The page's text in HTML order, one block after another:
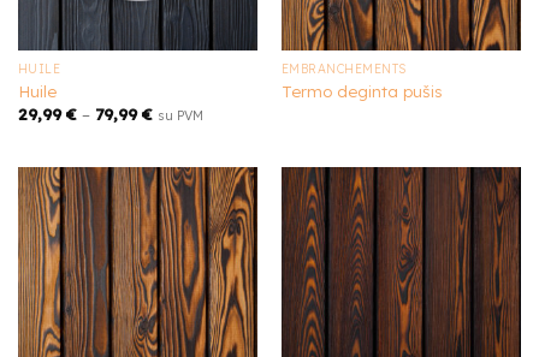
HUILE
Huile
29,99€– 79,99€ su PVM
EMBRANCHEMENTS
Termo deginta pušis